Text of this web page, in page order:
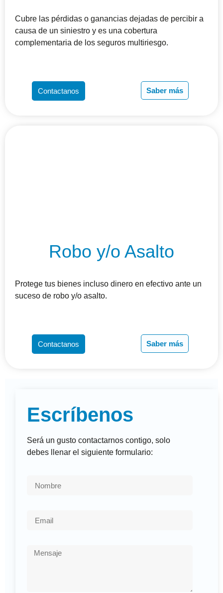
Cubre las pérdidas o ganancias dejadas de percibir a
causa de un siniestro y es una cobertura
complementaria de los seguros multiriesgo.
Contactanos Saber más
Robo y/o Asalto
Protege tus bienes incluso dinero en efectivo ante un
suceso de robo y/o asalto.
Contactanos Saber más
Escríbenos
Será un gusto contactarnos contigo, solo
debes llenar el siguiente formulario: